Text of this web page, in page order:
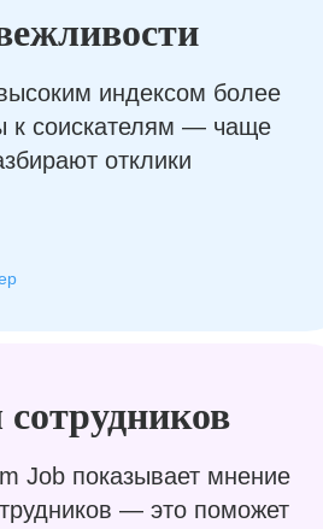
Job показывает мнение
— это поможет
индексом более
к соискателям — чаще
отклики